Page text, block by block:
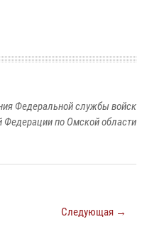
Федеральной службы войск
Федерации по Омской области
Следующая →